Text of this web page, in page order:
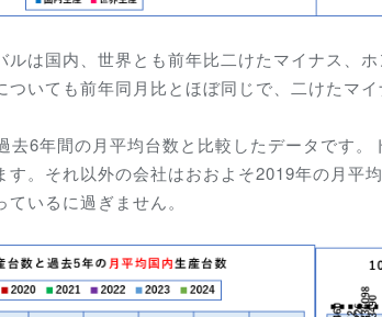
ルは国内、世界とも前年比二けたマイナス、
ついても前年同月比とほぼ同じで、二けたマイ
去6年間の月平均台数と比較したデータです
す。それ以外の会社はおおよそ2019年の月平
いるに過ぎません。